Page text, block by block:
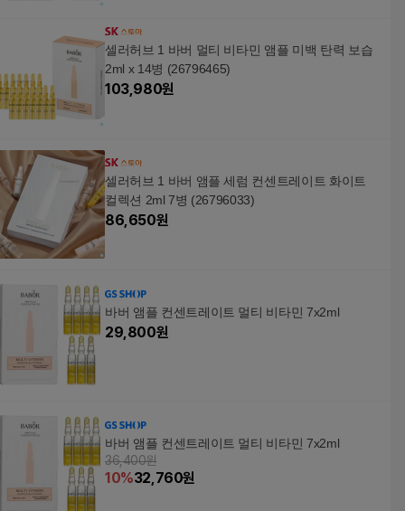
셀러허브 1 바버 멀티 비타민 앰플 미백 탄력 보습
2ml x 14병 (26796465)
103,980원
셀러허브 1 바버 앰플 세럼 컨센트레이트 화이트
컬렉션 2ml 7병 (26796033)
86,650원
바버 앰플 컨센트레이트 멀티 비타민 7x2ml
29,800원
바버 앰플 컨센트레이트 멀티 비타민 7x2ml
36,400원
10%32,760원